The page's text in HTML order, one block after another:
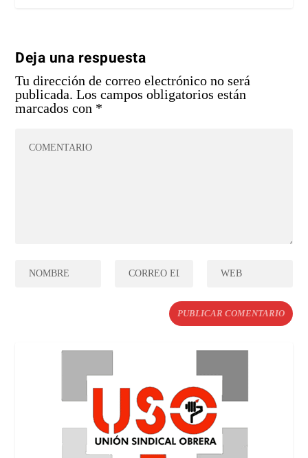
Deja una respuesta
Tu dirección de correo electrónico no será
publicada. Los campos obligatorios están
marcados con *